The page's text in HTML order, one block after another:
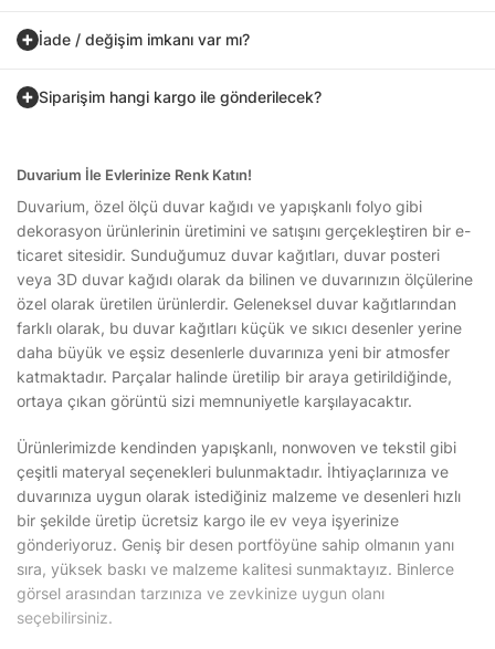
İade / değişim imkanı var mı?
Siparişim hangi kargo ile gönderilecek?
Duvarium İle Evlerinize Renk Katın!
Duvarium, özel ölçü duvar kağıdı ve yapışkanlı folyo gibi
dekorasyon ürünlerinin üretimini ve satışını gerçekleştiren bir e-
ticaret sitesidir. Sunduğumuz duvar kağıtları, duvar posteri
veya 3D duvar kağıdı olarak da bilinen ve duvarınızın ölçülerine
özel olarak üretilen ürünlerdir. Geleneksel duvar kağıtlarından
farklı olarak, bu duvar kağıtları küçük ve sıkıcı desenler yerine
daha büyük ve eşsiz desenlerle duvarınıza yeni bir atmosfer
katmaktadır. Parçalar halinde üretilip bir araya getirildiğinde,
ortaya çıkan görüntü sizi memnuniyetle karşılayacaktır.
Ürünlerimizde kendinden yapışkanlı, nonwoven ve tekstil gibi
çeşitli materyal seçenekleri bulunmaktadır. İhtiyaçlarınıza ve
duvarınıza uygun olarak istediğiniz malzeme ve desenleri hızlı
bir şekilde üretip ücretsiz kargo ile ev veya işyerinize
gönderiyoruz. Geniş bir desen portföyüne sahip olmanın yanı
sıra, yüksek baskı ve malzeme kalitesi sunmaktayız. Binlerce
görsel arasından tarzınıza ve zevkinize uygun olanı
seçebilirsiniz.